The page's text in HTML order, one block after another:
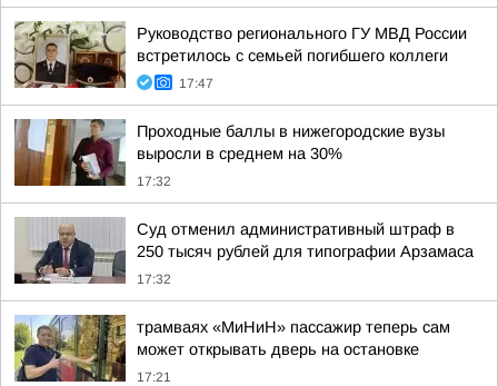
Руководство регионального ГУ МВД России
встретилось с семьей погибшего коллеги
17:47
Проходные баллы в нижегородские вузы
выросли в среднем на 30%
17:32
Суд отменил административный штраф в
250 тысяч рублей для типографии Арзамаса
17:32
трамваях «МиНиН» пассажир теперь сам
может открывать дверь на остановке
17:21